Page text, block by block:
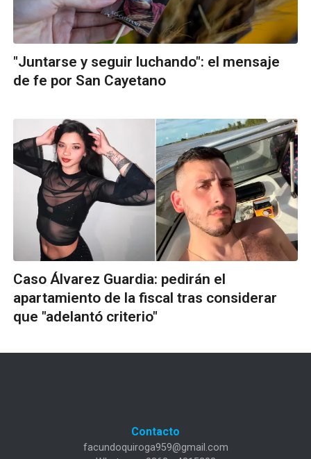
"Juntarse y seguir luchando": el mensaje
de fe por San Cayetano
Caso Álvarez Guardia: pedirán el
apartamiento de la fiscal tras considerar
que "adelantó criterio"
Contacto
facundoquiroga959@gmail.com